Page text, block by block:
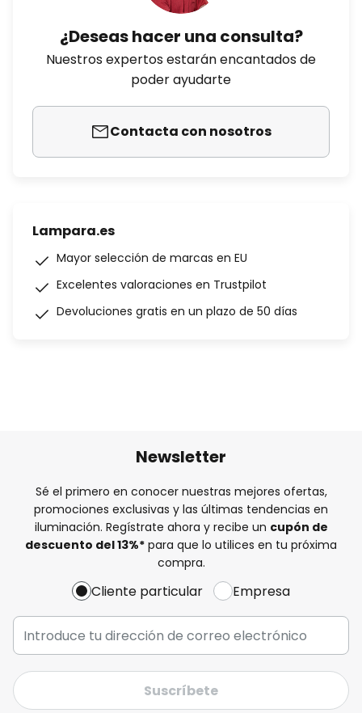
¿Deseas hacer una consulta?
Nuestros expertos estarán encantados de
poder ayudarte
Contacta con nosotros
Lampara.es
Mayor selección de marcas en EU
Excelentes valoraciones en Trustpilot
Devoluciones gratis en un plazo de 50 días
Newsletter
Sé el primero en conocer nuestras mejores ofertas,
promociones exclusivas y las últimas tendencias en
iluminación. Regístrate ahora y recibe un cupón de
descuento del13%* para que lo utilices en tu próxima
compra.
Cliente particular Empresa
Suscríbete